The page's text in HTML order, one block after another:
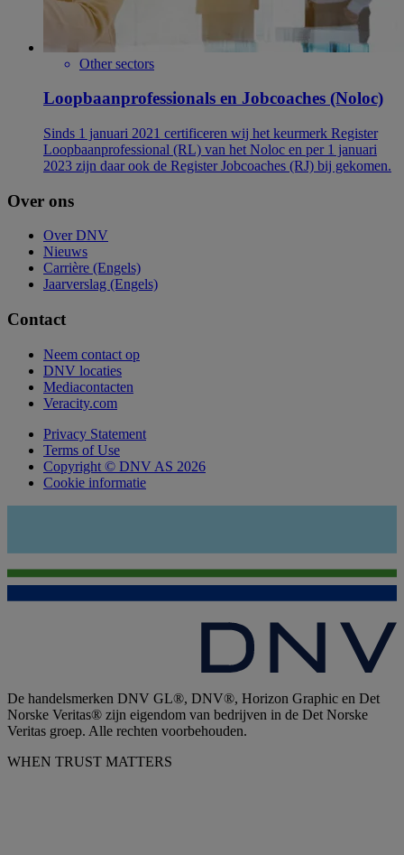
Other sectors
Loopbaanprofessionals en Jobcoaches (Noloc)
Sinds 1 januari 2021 certificeren wij het keurmerk Register
Loopbaanprofessional (RL) van het Noloc en per 1 januari
2023 zijn daar ook de Register Jobcoaches (RJ) bij gekomen.
Over ons
Over DNV
Nieuws
Carrière (Engels)
Jaarverslag (Engels)
Contact
Neem contact op
DNV locaties
Mediacontacten
Veracity.com
Privacy Statement
Terms of Use
Copyright © DNV AS 2026
Cookie informatie
De handelsmerken DNV GL®, DNV®, Horizon Graphic en Det
Norske Veritas® zijn eigendom van bedrijven in de Det Norske
Veritas groep. Alle rechten voorbehouden.
WHEN TRUST MATTERS